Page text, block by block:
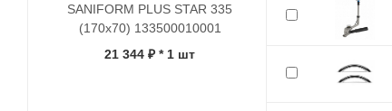
SANIFORM PLUS STAR 335
(170x70) 133500010001
21 344 ₽ * 1 шт